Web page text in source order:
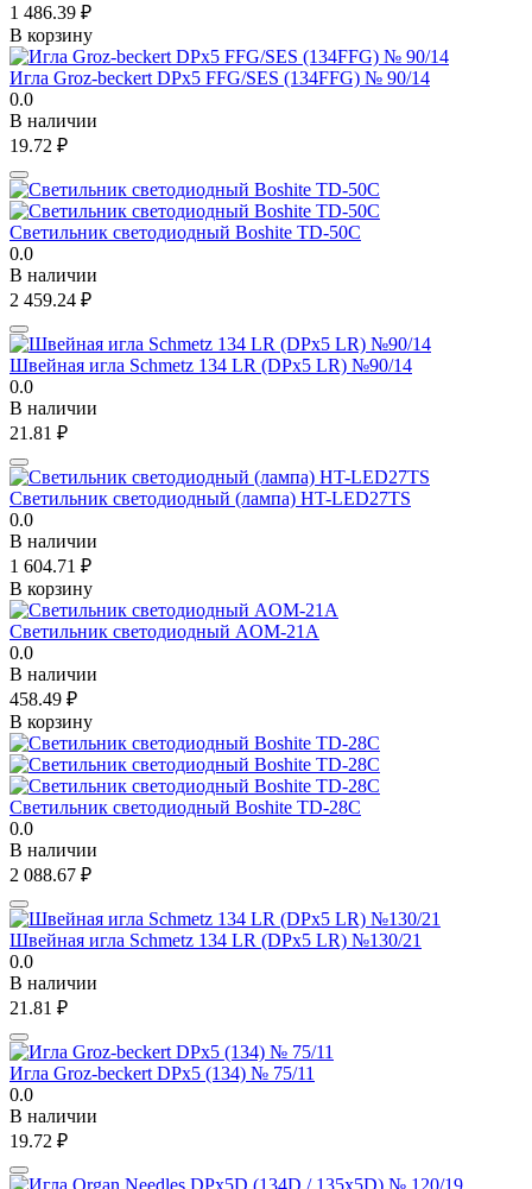
1 486.39 ₽
В корзину
Игла Groz-beckert DPx5 FFG/SES (134FFG) № 90/14
0.0
В наличии
19.72 ₽
Светильник светодиодный Boshite TD-50C
0.0
В наличии
2 459.24 ₽
Швейная игла Schmetz 134 LR (DPx5 LR) №90/14
0.0
В наличии
21.81 ₽
Светильник светодиодный (лампа) HT-LED27TS
0.0
В наличии
1 604.71 ₽
В корзину
Светильник светодиодный AOM-21A
0.0
В наличии
458.49 ₽
В корзину
Светильник светодиодный Boshite TD-28C
0.0
В наличии
2 088.67 ₽
Швейная игла Schmetz 134 LR (DPx5 LR) №130/21
0.0
В наличии
21.81 ₽
Игла Groz-beckert DPx5 (134) № 75/11
0.0
В наличии
19.72 ₽